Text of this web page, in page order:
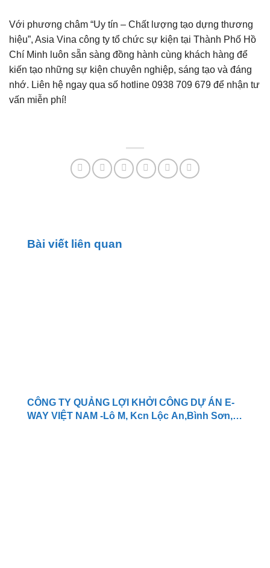
Với phương châm “Uy tín – Chất lượng tạo dựng thương
hiệu”, Asia Vina công ty tổ chức sự kiện tại Thành Phố Hồ
Chí Minh luôn sẵn sàng đồng hành cùng khách hàng để
kiến tạo những sự kiện chuyên nghiệp, sáng tạo và đáng
nhớ. Liên hệ ngay qua số hotline 0938 709 679 để nhận tư
vấn miễn phí!
Bài viết liên quan
CÔNG TY QUẢNG LỢI KHỞI CÔNG DỰ ÁN E-
WAY VIỆT NAM -Lô M, Kcn Lộc An,Bình Sơn,